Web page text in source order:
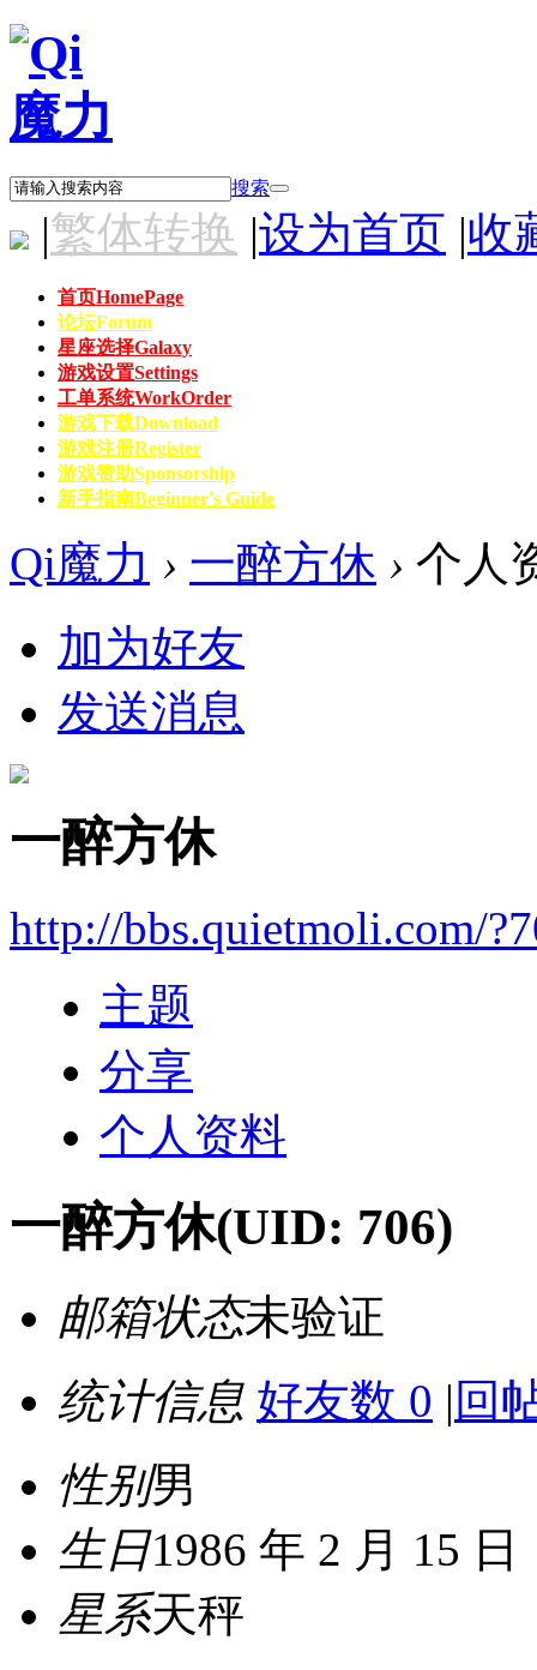
搜索
|繁体转换 |设为首页 |收
首页HomePage
论坛Forum
星座选择Galaxy
游戏设置Settings
工单系统WorkOrder
游戏下载Download
游戏注册Register
游戏赞助Sponsorship
新手指南Beginner's Guide
Qi魔力 › 一醉方休 › 个人
加为好友
发送消息
一醉方休
http://bbs.quietmoli.com/
主题
分享
个人资料
一醉方休(UID: 706)
邮箱状态未验证
统计信息 好友数 0 | 回
性别男
生日1986 年 2 月 15 日
星系天秤